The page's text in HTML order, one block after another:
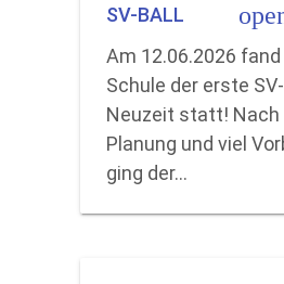
SV-BALL
Am 12.06.2026
Schule der erste
Neuzeit statt! Nach
Planung und viel
ging der…